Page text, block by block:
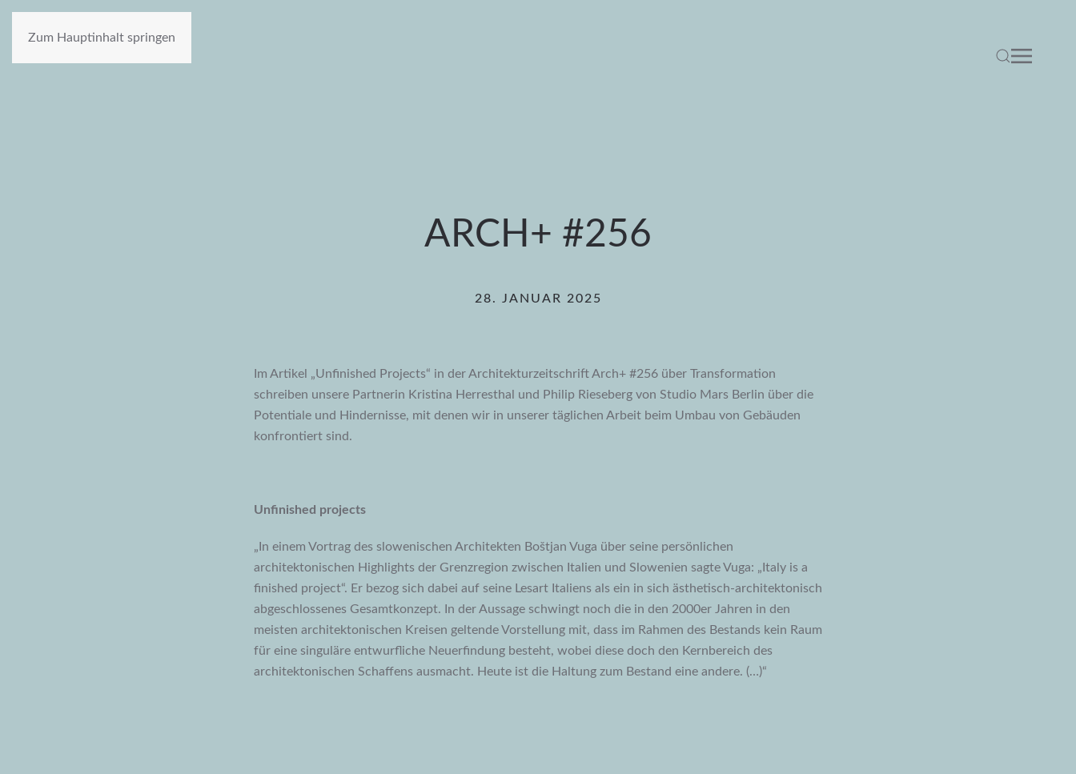
Zum Hauptinhalt springen
ARCH+ #256
28. JANUAR 2025
Im Artikel „Unfinished Projects“ in der Architekturzeitschrift Arch+ #256 über Transformation
schreiben unsere Partnerin Kristina Herresthal und Philip Rieseberg von Studio Mars Berlin über die
Potentiale und Hindernisse, mit denen wir in unserer täglichen Arbeit beim Umbau von Gebäuden
konfrontiert sind.
Unfinished projects
„In einem Vortrag des slowenischen Architekten Boštjan Vuga über seine persönlichen
architektonischen Highlights der Grenzregion zwischen Italien und Slowenien sagte Vuga: „Italy is a
finished project“. Er bezog sich dabei auf seine Lesart Italiens als ein in sich ästhetisch-architektonisch
abgeschlossenes Gesamtkonzept. In der Aussage schwingt noch die in den 2000er Jahren in den
meisten architektonischen Kreisen geltende Vorstellung mit, dass im Rahmen des Bestands kein Raum
für eine singuläre entwurfliche Neuerfindung besteht, wobei diese doch den Kernbereich des
architektonischen Schaffens ausmacht. Heute ist die Haltung zum Bestand eine andere. (…)“